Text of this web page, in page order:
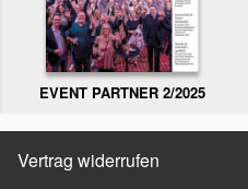
EVENT PARTNER 2/2025
Vertrag widerrufen